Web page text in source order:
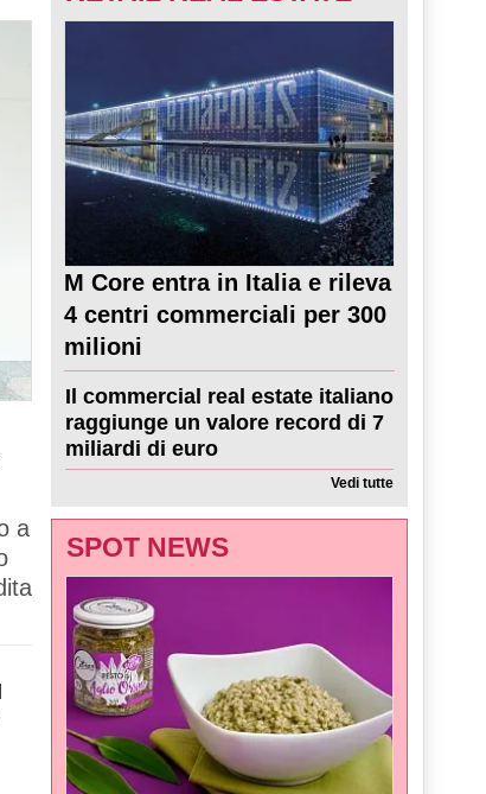
a
M Core entra in Italia e rileva
4 centri commerciali per 300
milioni
Il commercial real estate italiano
raggiunge un valore record di 7
miliardi di euro
Vedi tutte
SPOT NEWS